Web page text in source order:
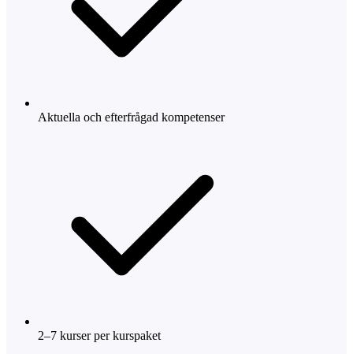
Aktuella och efterfrågad kompetenser
2–7 kurser per kurspaket